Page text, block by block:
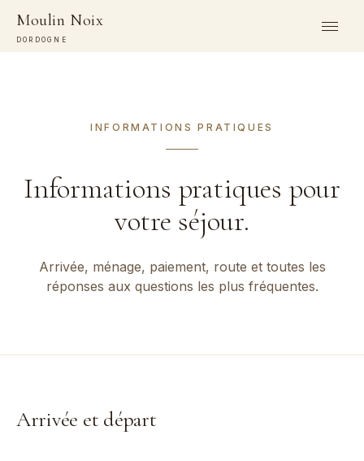
Moulin Noix
DORDOGNE
INFORMATIONS PRATIQUES
Informations pratiques pour
votre séjour.
Arrivée, ménage, paiement, route et toutes les
réponses aux questions les plus fréquentes.
Arrivée et départ